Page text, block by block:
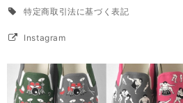
特定商取引法に基づく表記
Instagram